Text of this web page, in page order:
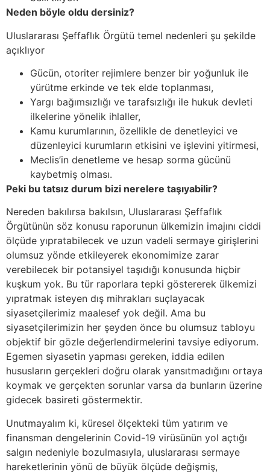
Neden böyle oldu dersiniz?
Uluslararası Şeffaflık Örgütü temel nedenleri şu şekilde
açıklıyor
Gücün, otoriter rejimlere benzer bir yoğunluk ile
yürütme erkinde ve tek elde toplanması,
Yargı bağımsızlığı ve tarafsızlığı ile hukuk devleti
ilkelerine yönelik ihlaller,
Kamu kurumlarının, özellikle de denetleyici ve
düzenleyici kurumların etkisini ve işlevini yitirmesi,
Meclis’in denetleme ve hesap sorma gücünü
kaybetmiş olması.
Peki bu tatsız durum bizi nerelere taşıyabilir?
Nereden bakılırsa bakılsın, Uluslararası Şeffaflık
Örgütünün söz konusu raporunun ülkemizin imajını ciddi
ölçüde yıpratabilecek ve uzun vadeli sermaye girişlerini
olumsuz yönde etkileyerek ekonomimize zarar
verebilecek bir potansiyel taşıdığı konusunda hiçbir
kuşkum yok. Bu tür raporlara tepki göstererek ülkemizi
yıpratmak isteyen dış mihrakları suçlayacak
siyasetçilerimiz maalesef yok değil. Ama bu
siyasetçilerimizin her şeyden önce bu olumsuz tabloyu
objektif bir gözle değerlendirmelerini tavsiye ediyorum.
Egemen siyasetin yapması gereken, iddia edilen
hususların gerçekleri doğru olarak yansıtmadığını ortaya
koymak ve gerçekten sorunlar varsa da bunların üzerine
gidecek basireti göstermektir.
Unutmayalım ki, küresel ölçekteki tüm yatırım ve
finansman dengelerinin Covid-19 virüsünün yol açtığı
salgın nedeniyle bozulmasıyla, uluslararası sermaye
hareketlerinin yönü de büyük ölçüde değişmiş,